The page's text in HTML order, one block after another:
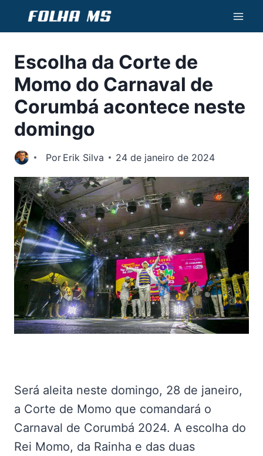
Conteúdo
Escolha da Corte de
Momo do Carnaval de
Corumbá acontece neste
domingo
Por Erik Silva 24 de janeiro de 2024
Será aleita neste domingo, 28 de janeiro,
a Corte de Momo que comandará o
Carnaval de Corumbá 2024. A escolha do
Rei Momo, da Rainha e das duas